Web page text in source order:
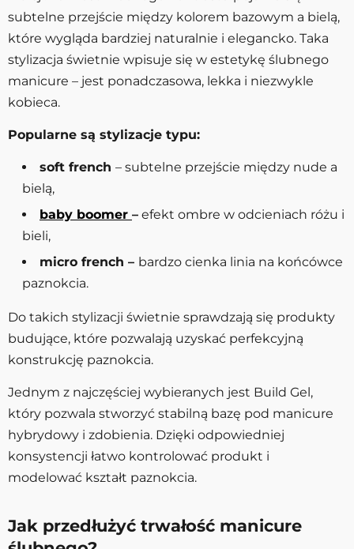
subtelne przejście między kolorem bazowym a bielą,
które wygląda bardziej naturalnie i elegancko. Taka
stylizacja świetnie wpisuje się w estetykę ślubnego
manicure – jest ponadczasowa, lekka i niezwykle
kobieca.
Popularne są stylizacje typu:
soft french – subtelne przejście między nude a
bielą,
baby boomer – efekt ombre w odcieniach różu i
bieli,
micro french – bardzo cienka linia na końcówce
paznokcia.
Do takich stylizacji świetnie sprawdzają się produkty
budujące, które pozwalają uzyskać perfekcyjną
konstrukcję paznokcia.
Jednym z najczęściej wybieranych jest Build Gel,
który pozwala stworzyć stabilną bazę pod manicure
hybrydowy i zdobienia. Dzięki odpowiedniej
konsystencji łatwo kontrolować produkt i
modelować kształt paznokcia.
Jak przedłużyć trwałość manicure